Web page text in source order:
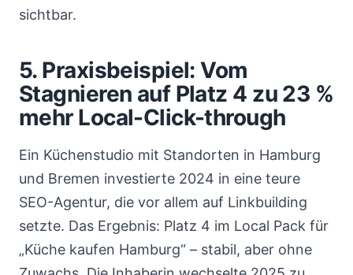
sichtbar.
5. Praxisbeispiel: Vom
Stagnieren auf Platz 4 zu 23 %
mehr Local-Click-through
Ein Küchenstudio mit Standorten in Hamburg
und Bremen investierte 2024 in eine teure
SEO-Agentur, die vor allem auf Linkbuilding
setzte. Das Ergebnis: Platz 4 im Local Pack für
„Küche kaufen Hamburg“ – stabil, aber ohne